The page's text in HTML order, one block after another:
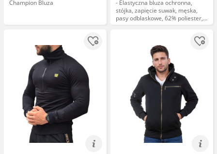
Champion Bluza
- Elastyczna bluza ochronna,
stójka, zapięcie suwak, męska,
pasy odblaskowe, 62% poliester,
34% bawełna, 4% elastan